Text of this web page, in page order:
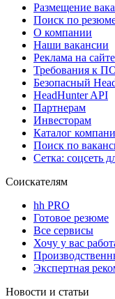
Размещение
Поиск по
О компании
Наши вакансии
Реклама на сайте
Требования к
Безопасный
HeadHunter API
Партнерам
Инвесторам
Каталог
Поиск по
Сетка: соцсеть
Соискателям
hh PRO
Готовое резюме
Все сервисы
Хочу у вас
Экспертная
Новости и статьи